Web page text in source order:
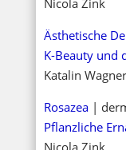
Ästhetische
K-Beauty und
Katalin
Rosazea|
Pflanzliche
Nicola Zink